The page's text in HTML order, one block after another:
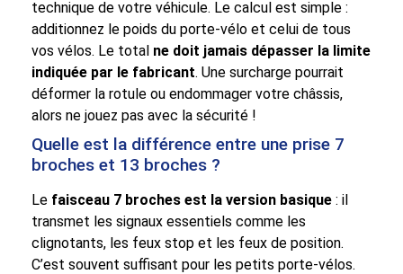
technique de votre véhicule. Le calcul est simple :
additionnez le poids du porte-vélo et celui de tous
vos vélos. Le total ne doit jamais dépasser la limite
indiquée par le fabricant. Une surcharge pourrait
déformer la rotule ou endommager votre châssis,
alors ne jouez pas avec la sécurité !
Quelle est la différence entre une prise 7
broches et 13 broches ?
Le faisceau 7 broches est la version basique : il
transmet les signaux essentiels comme les
clignotants, les feux stop et les feux de position.
C’est souvent suffisant pour les petits porte-vélos.